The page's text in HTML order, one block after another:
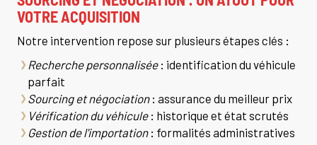
VOTRE ACQUISITION
Notre intervention repose sur plusieurs étapes clés :
Recherche personnalisée: identification du véhicule
parfait
Sourcing et négociation: assurance du meilleur prix
Vérification du véhicule: historique et état scrutés
Gestion de l'importation: formalités administratives